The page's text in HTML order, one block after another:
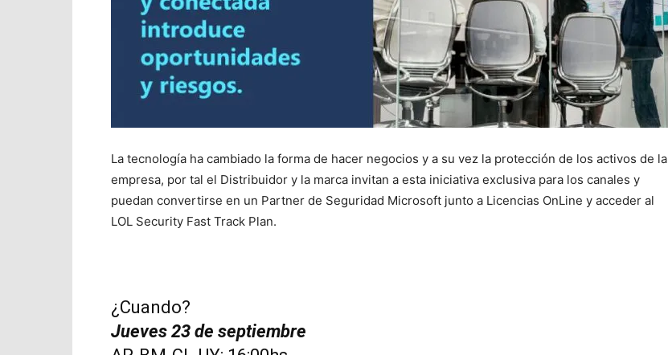
La tecnología ha cambiado la forma de hacer negocios y a su vez la protección de los activos de la
empresa, por tal el Distribuidor y la marca invitan a esta iniciativa exclusiva para los canales y
puedan convertirse en un Partner de Seguridad Microsoft junto a Licencias OnLine y acceder al
LOL Security Fast Track Plan.
¿Cuando?
Jueves 23 de septiembre